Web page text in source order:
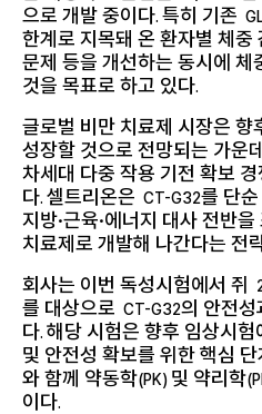
으로 개발 중이다. 특히 기존
한계로 지목돼 온 환자별 체중
문제 등을 개선하는 동시에 체
것을 목표로 하고 있다.
글로벌 비만 치료제 시장은 향
성장할 것으로 전망되는 가운데
차세대 다중 작용 기전 확보
다. 셀트리온은 CT-G32를 단
지방·근육·에너지 대사 전반
치료제로 개발해 나간다는 전
회사는 이번 독성시험에서 쥐
를 대상으로 CT-G32의 안전성
다. 해당 시험은 향후 임상시
및 안전성 확보를 위한 핵심
와 함께 약동학(PK) 및 약리학
이다.